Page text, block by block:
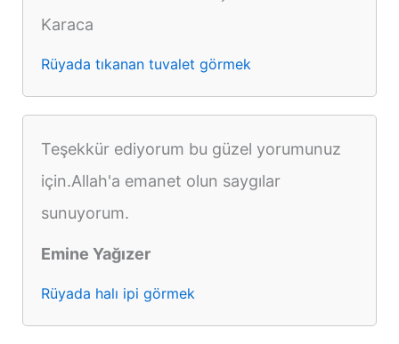
Karaca
Rüyada tıkanan tuvalet görmek
Teşekkür ediyorum bu güzel yorumunuz
için.Allah'a emanet olun saygılar
sunuyorum.
Emine Yağızer
Rüyada halı ipi görmek